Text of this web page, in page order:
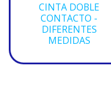
CINTA DOBLE
CONTACTO -
DIFERENTES
MEDIDAS